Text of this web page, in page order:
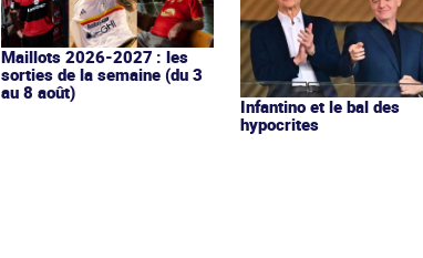
Maillots 2026-2027 : les
sorties de la semaine (du 3
au 8 août)
Infantino et le bal des
hypocrites